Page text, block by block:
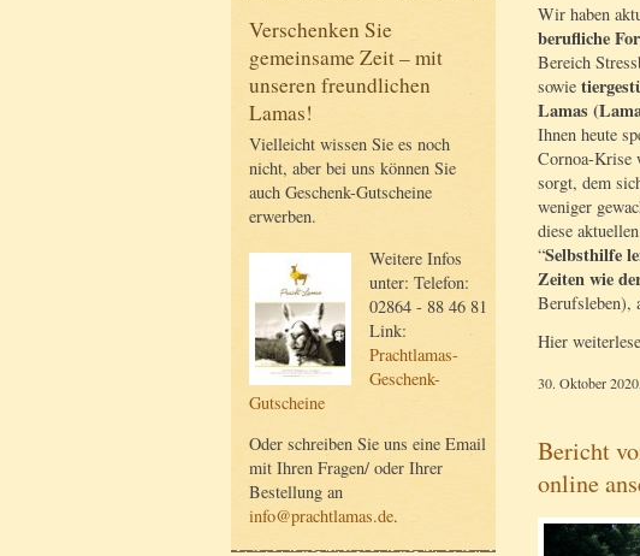
Verschenken Sie
gemeinsame Zeit – mit
unseren freundlichen
Lamas!
Vielleicht wissen Sie es noch
nicht, aber bei uns können Sie
auch Geschenk-Gutscheine
erwerben.
Weitere Infos
unter: Telefon:
02864 - 88 46 81
Link:
Prachtlamas-
Geschenk-
Gutscheine
Oder schreiben Sie uns eine Email
mit Ihren Fragen/ oder Ihrer
Bestellung an
info@prachtlamas.de.
Wir haben
berufliche
Bereich
sowie
Lamas
Ihnen heute
Cornoa-Krise
sorgt, dem
weniger
diese
“Selbsthilfe
Zeiten wie
Berufsleben),
Hier
30. Oktober 2020,
Bericht
online